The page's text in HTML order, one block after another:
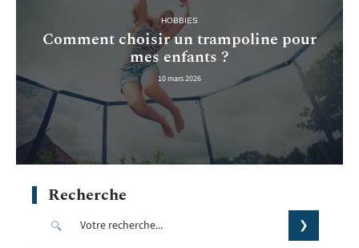
HOBBIES
Comment choisir un trampoline pour
mes enfants ?
10 mars 2026
Recherche